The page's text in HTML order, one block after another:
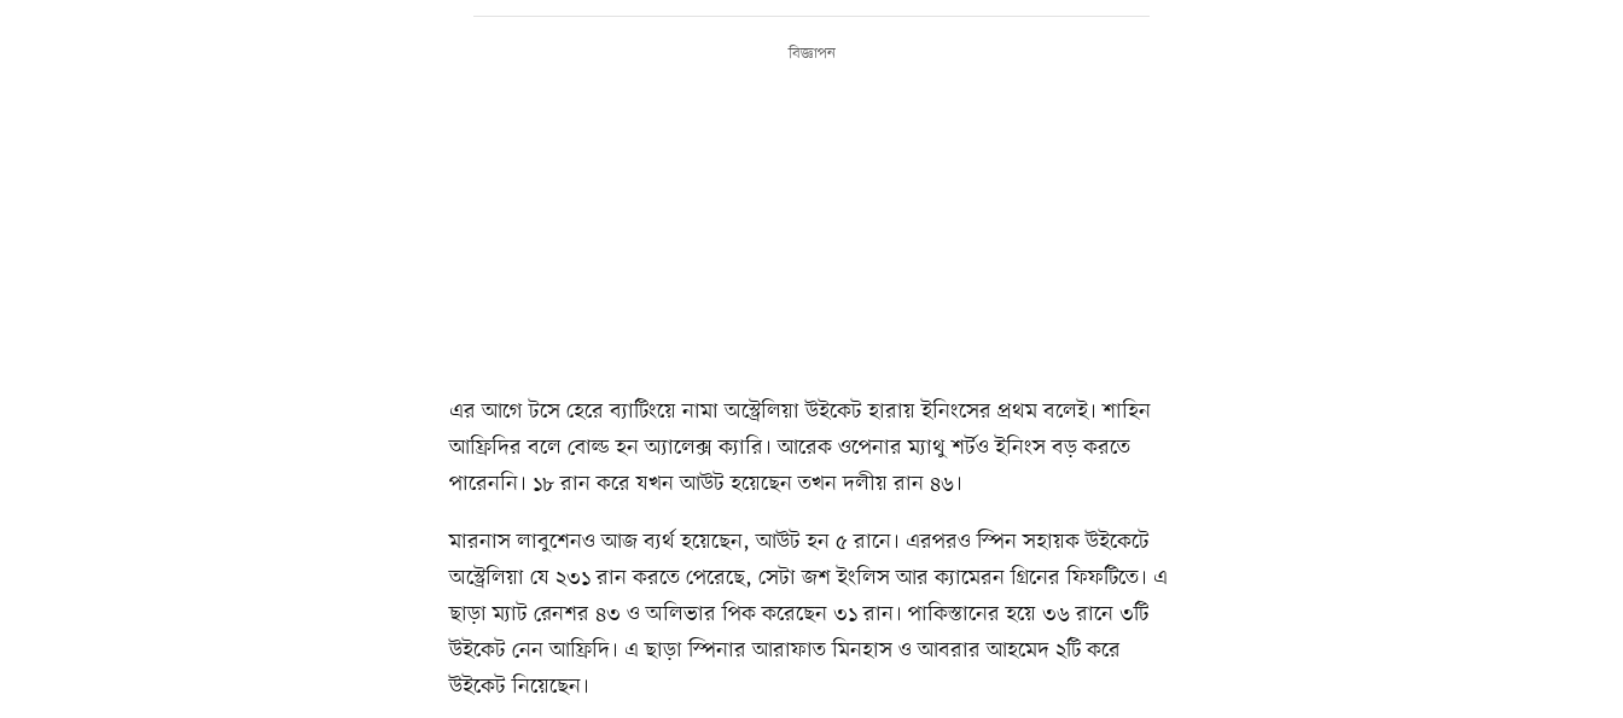
বিজ্ঞাপন
এর আগে টসে হেরে ব্যাটিংয়ে নামা অস্ট্রেলিয়া উইকেট হারায় ইনিংসের প্রথম বলেই। শাহিন
আফ্রিদির বলে বোল্ড হন অ্যালেক্স ক্যারি। আরেক ওপেনার ম্যাথু শর্টও ইনিংস বড় করতে
পারেননি। ১৮ রান করে যখন আউট হয়েছেন তখন দলীয় রান ৪৬।
মারনাস লাবুশেনও আজ ব্যর্থ হয়েছেন, আউট হন ৫ রানে। এরপরও স্পিন সহায়ক উইকেটে
অস্ট্রেলিয়া যে ২৩১ রান করতে পেরেছে, সেটা জশ ইংলিস আর ক্যামেরন গ্রিনের ফিফটিতে। এ
ছাড়া ম্যাট রেনশর ৪৩ ও অলিভার পিক করেছেন ৩১ রান। পাকিস্তানের হয়ে ৩৬ রানে ৩টি
উইকেট নেন আফ্রিদি। এ ছাড়া স্পিনার আরাফাত মিনহাস ও আবরার আহমেদ ২টি করে
উইকেট নিয়েছেন।